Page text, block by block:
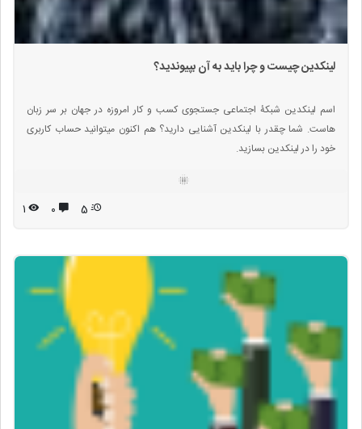
لینکدین چیست و چرا باید به آن بپیوندید؟
اسم لینکدین شبکۀ اجتماعی جستجوی کسب و کار امروزه در جهان بر سر زبان
هاست. شما چقدر با لینکدین آشنایی دارید؟ هم اکنون میتوانید حساب کاربری
خود را در لینکدین بسازید.
5 ۰ ۱